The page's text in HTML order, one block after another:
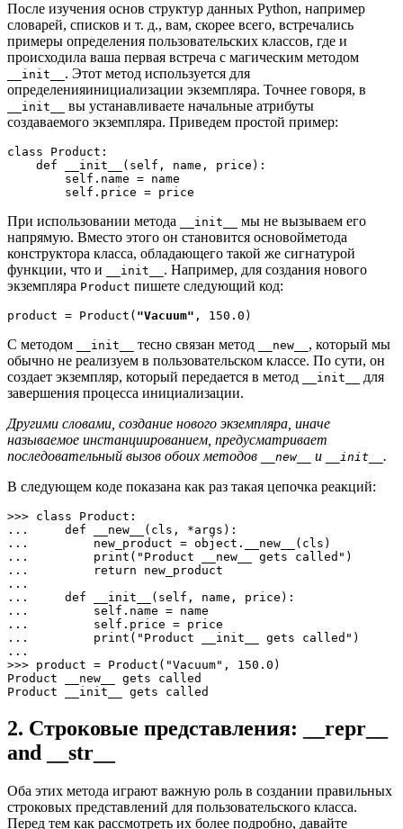
После изучения основ структур данных Python, например
словарей, списков и т. д., вам, скорее всего, встречались
примеры определения пользовательских классов, где и
происходила ваша первая встреча с магическим методом
__init__ . Этот метод используется для
определенияинициализации экземпляра. Точнее говоря, в
__init__
вы устанавливаете начальные атрибуты
создаваемого экземпляра. Приведем простой пример:
class Product:
        self.price = price
При использовании метода __init__
мы не вызываем его
напрямую. Вместо этого он становится основойметода
конструктора класса, обладающего такой же сигнатурой
функции, что и
__init__ . Например, для создания нового
экземпляра Product пишете следующий код:
product = Product( "Vacuum" , 150.0)
С методом __init__ тесно связан метод __new__ , который мы
обычно не реализуем в пользовательском классе. По сути, он
создает экземпляр, который передается в метод
__init__
для
завершения процесса инициализации.
Другими словами, создание нового экземпляра, иначе
называемое инстанциированием, предусматривает
последовательный вызов обоих методов
__new__ и __init__ .
В следующем коде показана как раз такая цепочка реакций:
>>> class Product:
...     def __new__(cls, *args):
...         new_product = object.__new__(cls)
...         print("Product __new__ gets called")
...         return new_product
...
...     def __init__(self, name, price):
...         self.name = name
...         self.price = price
...         print("Product __init__ gets called")
...
>>> product = Product("Vacuum", 150.0)
Product __new__ gets called
Product __init__ gets called
2. Строковые представления: __repr__
and __str__
Оба этих метода играют важную роль в создании правильных
строковых представлений для пользовательского класса.
Перед тем как рассмотреть их более подробно, давайте